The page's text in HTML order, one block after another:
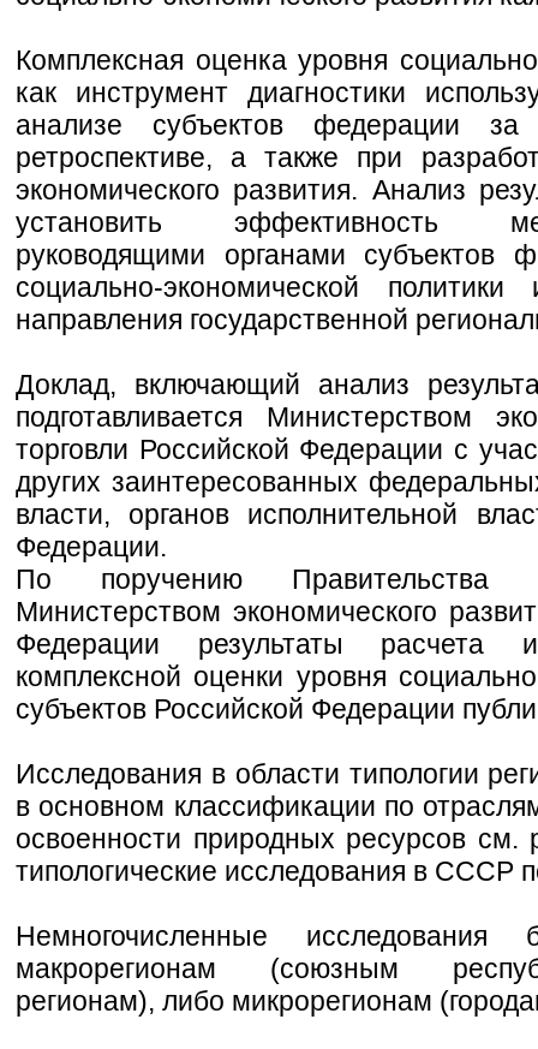
Комплексная оценка уровня
как инструмент диагностики
анализе субъектов федерации
ретроспективе, а также при
экономического развития. Анализ
установить эффективность
руководящими органами субъектов
социально-экономической
направления государственной
Доклад, включающий анализ
подготавливается Министерством
торговли Российской Федерации с
других заинтересованных
власти, органов исполнительной
Федерации.
По поручению Правительства
Министерством экономического
Федерации результаты расчета
комплексной оценки уровня
субъектов Российской Федерации
Исследования в области типологии
в основном классификации по
освоенности природных ресурсов
типологические исследования в СССР
Немногочисленные
макрорегионам (союзным
регионам), либо микрорегионам